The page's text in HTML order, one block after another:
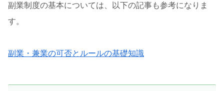
副業制度の基本については、以下の記事も参考になりま
す。
副業・兼業の可否とルールの基礎知識